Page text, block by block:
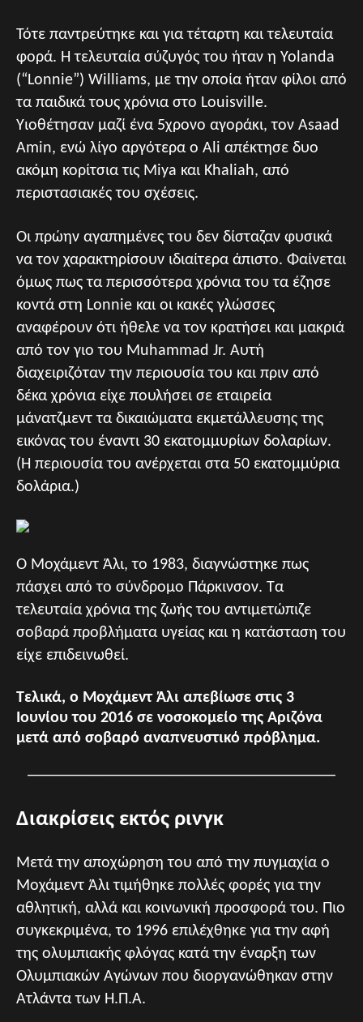
Τότε παντρεύτηκε και για τέταρτη και τελευταία
φορά. Η τελευταία σύζυγός του ήταν η Yolanda
(“Lonnie”) Williams, με την οποία ήταν φίλοι από
τα παιδικά τους χρόνια στο Louisville.
Υιοθέτησαν μαζί ένα 5χρονο αγοράκι, τον Asaad
Amin, ενώ λίγο αργότερα ο Ali απέκτησε δυο
ακόμη κορίτσια τις Miya και Khaliah, από
περιστασιακές του σχέσεις.
Οι πρώην αγαπημένες του δεν δίσταζαν φυσικά
να τον χαρακτηρίσουν ιδιαίτερα άπιστο. Φαίνεται
όμως πως τα περισσότερα χρόνια του τα έζησε
κοντά στη Lonnie και οι κακές γλώσσες
αναφέρουν ότι ήθελε να τον κρατήσει και μακριά
από τον γιο του Muhammad Jr. Αυτή
διαχειριζόταν την περιουσία του και πριν από
δέκα χρόνια είχε πουλήσει σε εταιρεία
μάνατζμεντ τα δικαιώματα εκμετάλλευσης της
εικόνας του έναντι 30 εκατομμυρίων δολαρίων.
(Η περιουσία του ανέρχεται στα 50 εκατομμύρια
δολάρια.)
Ο Μοχάμεντ Άλι, το 1983, διαγνώστηκε πως
πάσχει από το σύνδρομο Πάρκινσον. Τα
τελευταία χρόνια της ζωής του αντιμετώπιζε
σοβαρά προβλήματα υγείας και η κατάσταση του
είχε επιδεινωθεί.
Τελικά, ο Μοχάμεντ Άλι απεβίωσε στις 3
Ιουνίου του 2016 σε νοσοκομείο της Αριζόνα
μετά από σοβαρό αναπνευστικό πρόβλημα.
Διακρίσεις εκτός ρινγκ
Μετά την αποχώρηση του από την πυγμαχία ο
Μοχάμεντ Άλι τιμήθηκε πολλές φορές για την
αθλητική, αλλά και κοινωνική προσφορά του. Πιο
συγκεκριμένα, το 1996 επιλέχθηκε για την αφή
της ολυμπιακής φλόγας κατά την έναρξη των
Ολυμπιακών Αγώνων που διοργανώθηκαν στην
Ατλάντα των Η.Π.Α.